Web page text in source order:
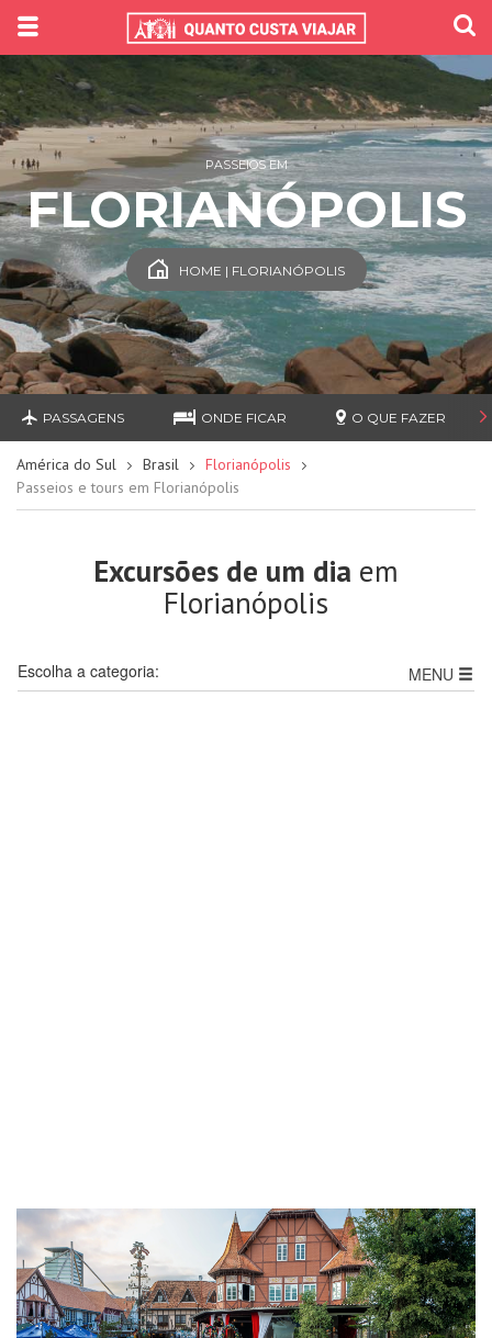
PASSEIOS EM
FLORIANÓPOLIS
HOME | FLORIANÓPOLIS
PASSAGENS ONDE FICAR O QUE FAZER
América do Sul Brasil
Florianópolis
Passeios e tours em Florianópolis
Excursões de um dia em
Florianópolis
MENU
Escolha a categoria: